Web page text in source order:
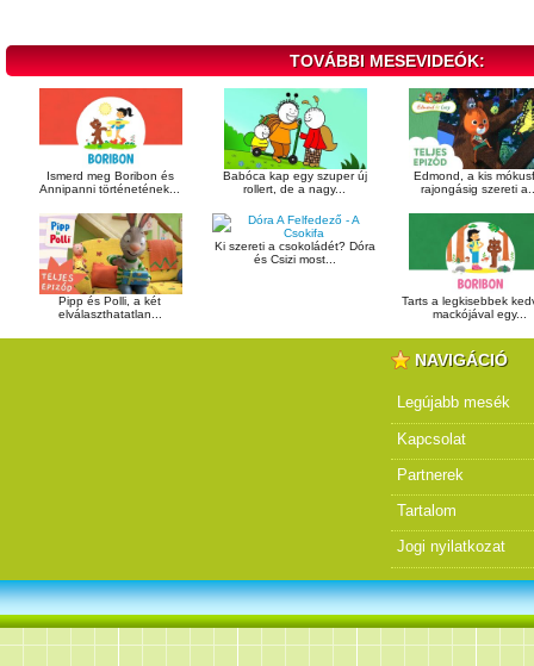
TOVÁBBI MESEVIDEÓK:
Ismerd meg Boribon és
Annipanni történetének...
Babóca kap egy szuper új
rollert, de a nagy...
Edmond, a kis
rajongásig szereti
Pipp és Polli, a két
elválaszthatatlan...
Ki szereti a csokoládét? Dóra
és Csizi most...
Tarts a legkisebbek
mackójával egy...
NAVIGÁCIÓ
Legújabb mesék
Kapcsolat
Partnerek
Tartalom
Jogi nyilatkozat